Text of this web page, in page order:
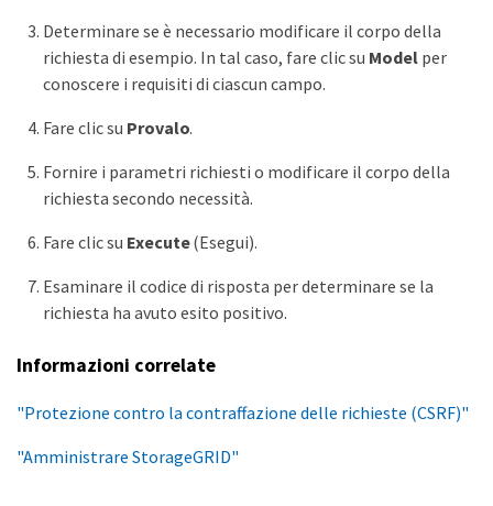
Determinare se è necessario modificare il corpo della
richiesta di esempio. In tal caso, fare clic su Modelper
conoscere i requisiti di ciascun campo.
Fare clic su Provalo.
Fornire i parametri richiesti o modificare il corpo della
richiesta secondo necessità.
Fare clic su Execute(Esegui).
Esaminare il codice di risposta per determinare se la
richiesta ha avuto esito positivo.
Informazioni correlate
"Protezione contro la contraffazione delle richieste (CSRF)"
"Amministrare StorageGRID"